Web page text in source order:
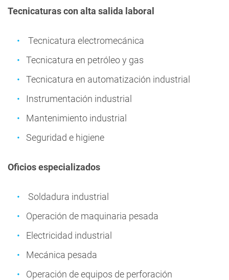
Tecnicaturas con alta salida laboral
Tecnicatura electromecánica
Tecnicatura en petróleo y gas
Tecnicatura en automatización industrial
Instrumentación industrial
Mantenimiento industrial
Seguridad e higiene
Oficios especializados
Soldadura industrial
Operación de maquinaria pesada
Electricidad industrial
Mecánica pesada
Operación de equipos de perforación